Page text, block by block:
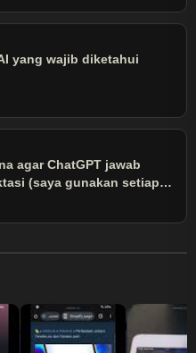
yang wajib diketahui
agar ChatGPT jawab
(saya gunakan setiap